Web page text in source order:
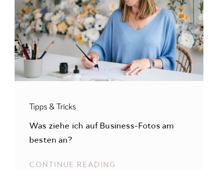
Tipps & Tricks
Was ziehe ich auf Business-Fotos am
besten an?
CONTINUE READING